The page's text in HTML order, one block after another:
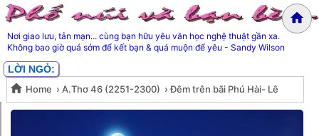
Nơi giao lưu, tản mạn... cùng bạn hữu yêu văn học nghệ thuật gần xa.
Không bao giờ quá sớm để kết bạn & quá muộn để yêu - Sandy Wilson
LỜI NGỎ:
Home › A.Thơ 46 (2251-2300) › Đêm trên bãi Phú Hài- Lê
Thanh Hùng
Đêm trên bãi Phú Hài- Lê Thanh